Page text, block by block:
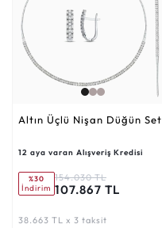
Altın Üçlü Nişan Düğün Set
12 aya varan Alışveriş Kredisi
%30
İndirim
154.030 TL
107.867 TL
38.663 TL x 3 taksit